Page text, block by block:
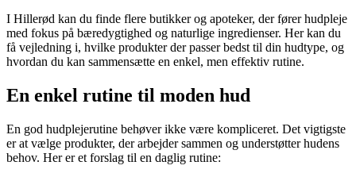
I Hillerød kan du finde flere butikker og apoteker, der fører hudpleje
med fokus på bæredygtighed og naturlige ingredienser. Her kan du
få vejledning i, hvilke produkter der passer bedst til din hudtype, og
hvordan du kan sammensætte en enkel, men effektiv rutine.
En enkel rutine til moden hud
En god hudplejerutine behøver ikke være kompliceret. Det vigtigste
er at vælge produkter, der arbejder sammen og understøtter hudens
behov. Her er et forslag til en daglig rutine: